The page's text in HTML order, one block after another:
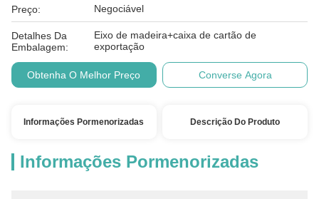
Preço: Negociável
Detalhes Da
Embalagem:
Eixo de madeira+caixa de cartão de
exportação
Obtenha O Melhor Preço Converse Agora
Informações Pormenorizadas Descrição Do Produto
Informações Pormenorizadas